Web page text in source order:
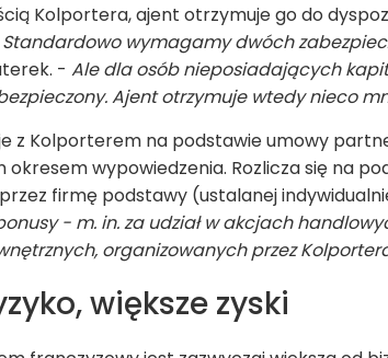
Kolportera, ajent otrzymuje go do
Standardowo wymagamy dwóch
- Ale dla osób nieposiadających
Ajent otrzymuje wtedy nieco
z Kolporterem na podstawie umowy
wypowiedzenia. Rozlicza się na
firmę podstawy (ustalanej
- m. in. za udział w akcjach
organizowanych przez
większe zyski